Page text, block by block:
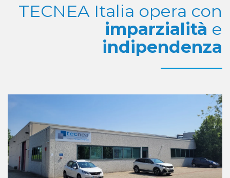
TECNEA Italia opera con
imparzialità e
indipendenza